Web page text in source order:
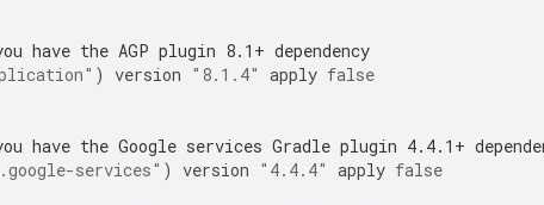
have the AGP plugin 8.1+ dependency
) version "8.1.4" apply false
have the Google services Gradle plugin 4.4.1+
services" ) version "4.4.4" apply false